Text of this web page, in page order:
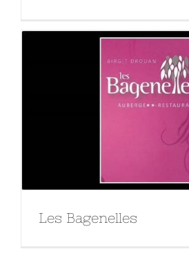
Les Bagenelles